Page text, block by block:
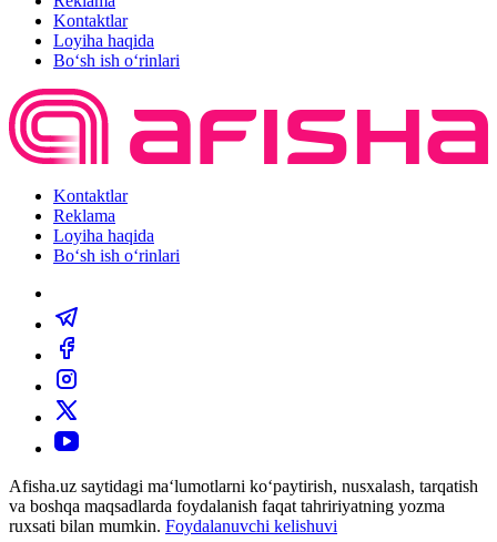
Kontaktlar
Loyiha haqida
Bo‘sh ish o‘rinlari
Kontaktlar
Reklama
Loyiha haqida
Bo‘sh ish o‘rinlari
Afisha.uz saytidagi ma‘lumotlarni ko‘paytirish, nusxalash, tarqatish
va boshqa maqsadlarda foydalanish faqat tahririyatning yozma
ruxsati bilan mumkin. Foydalanuvchi kelishuvi